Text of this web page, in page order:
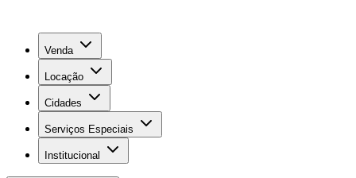
Venda
Locação
Cidades
Serviços Especiais
Institucional